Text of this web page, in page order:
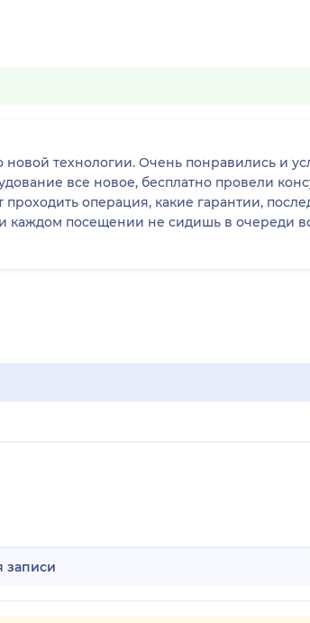
понравились и условия и
все новое, бесплатно провели
операция, какие гарантии,
каждом посещении не сидишь в очереди
записи